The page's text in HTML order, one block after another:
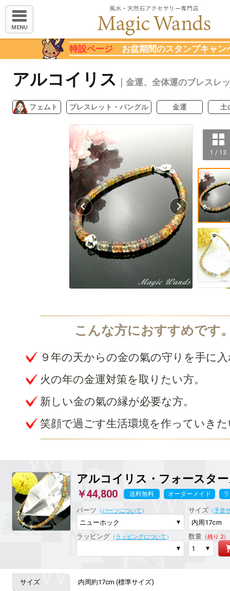
MENU
特設ページ お盆期間のスタンプキャン
アルコイリス ｜金運、全体運のブレスレ
フェムト ブレスレット・バングル 金運 土
1 / 13
９年の天からの金の氣の守りを手に
火の年の金運対策を取りたい方。
新しい金の氣の縁が必要な方。
笑顔で過ごす生活環境を作っていき
アルコイリス・フォースタ
￥44,800 送料無料 オーダーメイド
パーツ （パーツについて ） サイズ （手首
ラッピング （ ラッピングについて ） 数量（残り 2）
内周約17cm (標準サイズ)